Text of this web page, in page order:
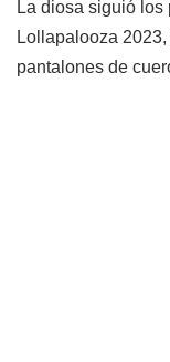
La diosa siguió los
Lollapalooza
pantalones de